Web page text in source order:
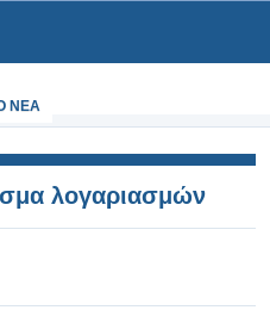
NEA
λογαριασμών